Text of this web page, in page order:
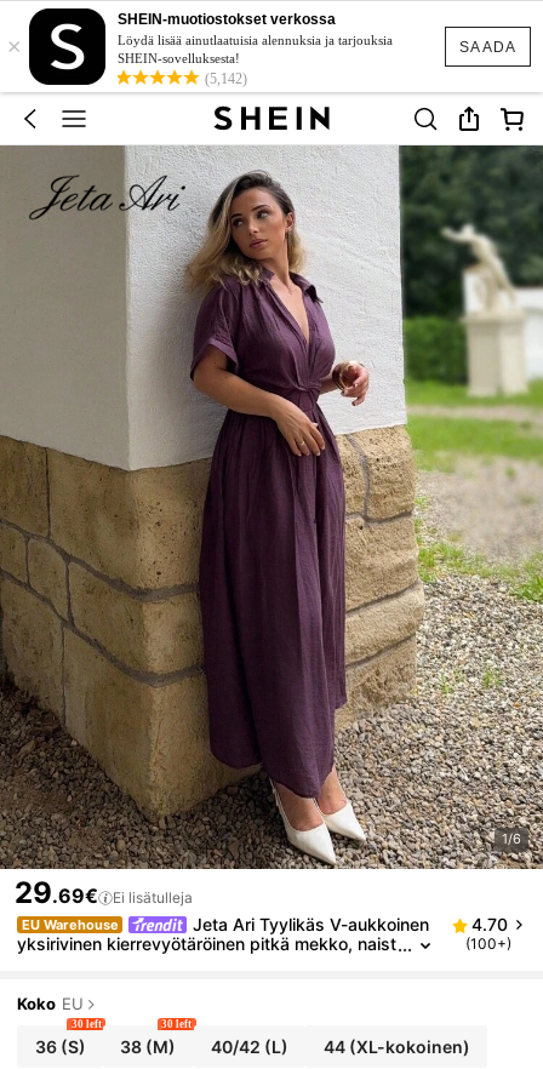
SAADA
×
SHEIN-muotiostokset verkossa
Löydä lisää ainutlaatuisia alennuksia ja tarjouksia
SHEIN-sovelluksesta!
(5,142)
1/6
29.69€ Ei lisätulleja
EU Warehouse
Jeta Ari Tyylikäs V-aukkoinen
yksirivinen kierrevyötäröinen pitkä mekko, naist
4.70
(100+)
Koko EU
36(S)
30 left
38 (M)
30 left
40/42 (L) 44(XL-kokoinen)